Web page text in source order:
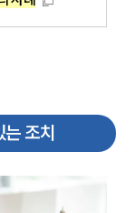
조치